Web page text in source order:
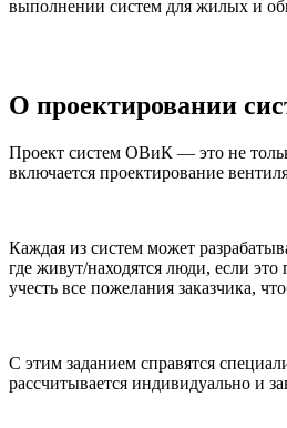
выполнении систем для жилых и
О проектировании
Проект систем ОВиК — это не
включается проектирование
Каждая из систем может
где живут/находятся люди, если
учесть все пожелания заказчика,
С этим заданием справятся
рассчитывается индивидуально и